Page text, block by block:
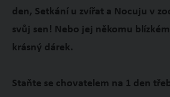
den, Setkání u zvířat a Nocuju v
svůj sen! Nebo jej někomu
krásný dárek.
Staňte se chovatelem na 1 den